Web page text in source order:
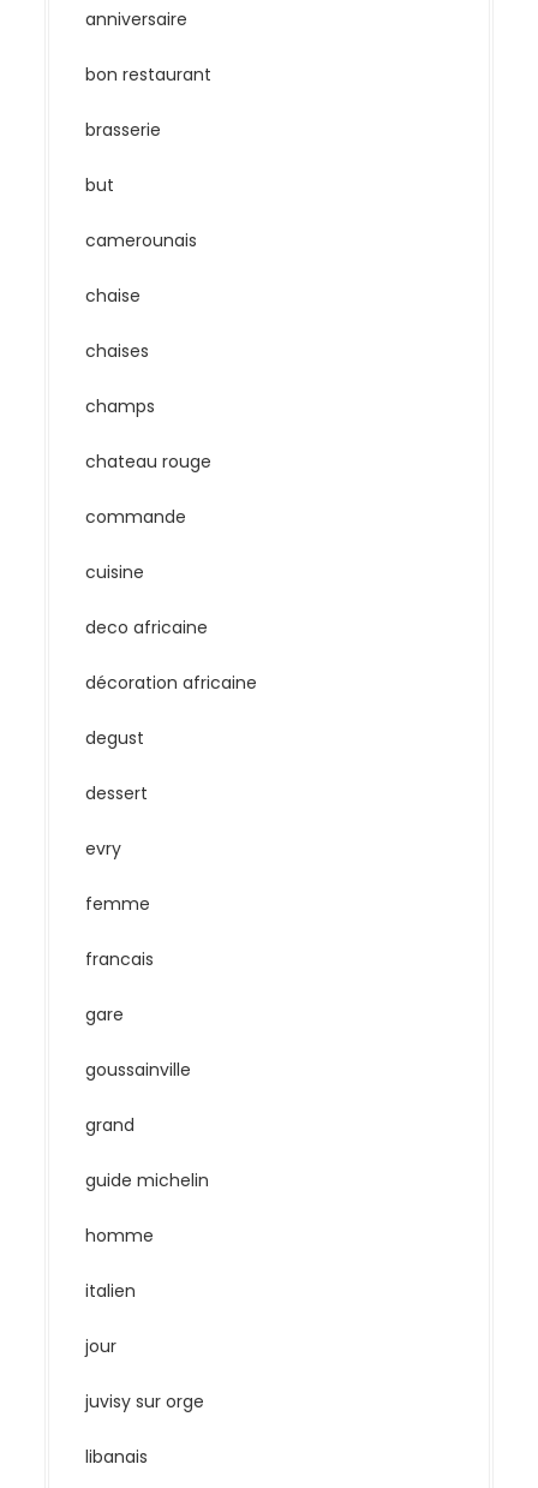
anniversaire
bon restaurant
brasserie
but
camerounais
chaise
chaises
champs
chateau rouge
commande
cuisine
deco africaine
décoration africaine
degust
dessert
evry
femme
francais
gare
goussainville
grand
guide michelin
homme
italien
jour
juvisy sur orge
libanais